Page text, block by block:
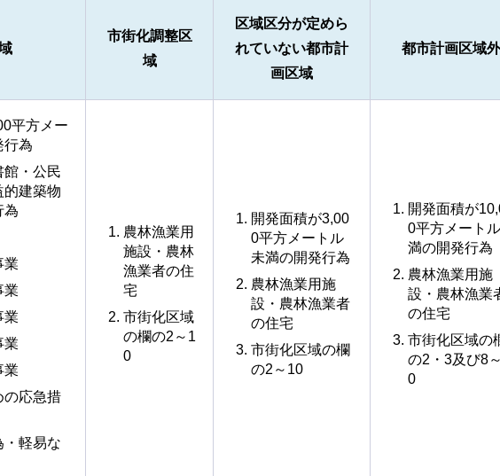
市街化調整区
域
区域区分が定めら
れていない都市計
画区域
都市計画区域外
平方メー
行為
館・公民
的建築物
為
業
業
業
業
業
の応急措
・軽易な
農林漁業用
施設・農林
漁業者の住
宅
市街化区域
の欄の2～1
0
開発面積が3,00
0平方メートル
未満の開発行為
農林漁業用施
設・農林漁業者
の住宅
市街化区域の欄
の2～10
開発面積が
0平方メート
満の開発行為
農林漁業用施
設・農林漁業
の住宅
市街化区域の
の2・3及び8
0